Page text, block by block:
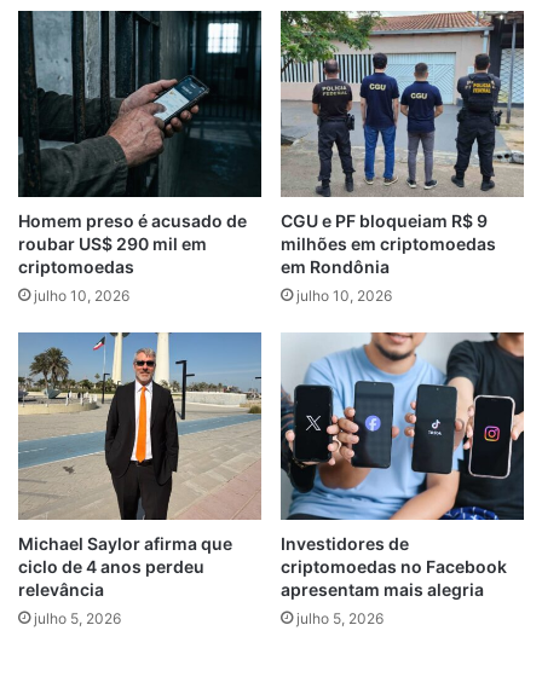
Homem preso é acusado de
roubar US$ 290 mil em
criptomoedas
julho 10, 2026
CGU e PF bloqueiam R$ 9
milhões em criptomoedas
em Rondônia
julho 10, 2026
Michael Saylor afirma que
ciclo de 4 anos perdeu
relevância
julho 5, 2026
Investidores de
criptomoedas no Facebook
apresentam mais alegria
julho 5, 2026